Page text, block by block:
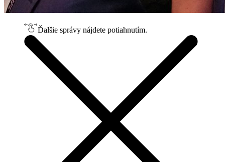
Ďalšie správy nájdete potiahnutím.